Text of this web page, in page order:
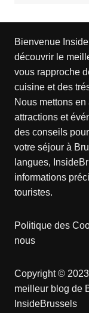
Bienvenue
découvrir le
vous rapproche
cuisine et des
Nous mettons
attractions et
des conseils
votre séjour à
langues,
informations
touristes.
Politique des
nous
Copyright ©
meilleur blog de
InsideBrussels